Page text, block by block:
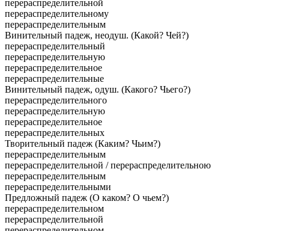
перераспределительной
перераспределительному
перераспределительным
Винительный падеж, неодуш. (Какой? Чей?)
перераспределительный
перераспределительную
перераспределительное
перераспределительные
Винительный падеж, одуш. (Какого? Чьего?)
перераспределительного
перераспределительную
перераспределительное
перераспределительных
Творительный падеж (Каким? Чьим?)
перераспределительным
перераспределительной / перераспределительною
перераспределительным
перераспределительными
Предложный падеж (О каком? О чьем?)
перераспределительном
перераспределительной